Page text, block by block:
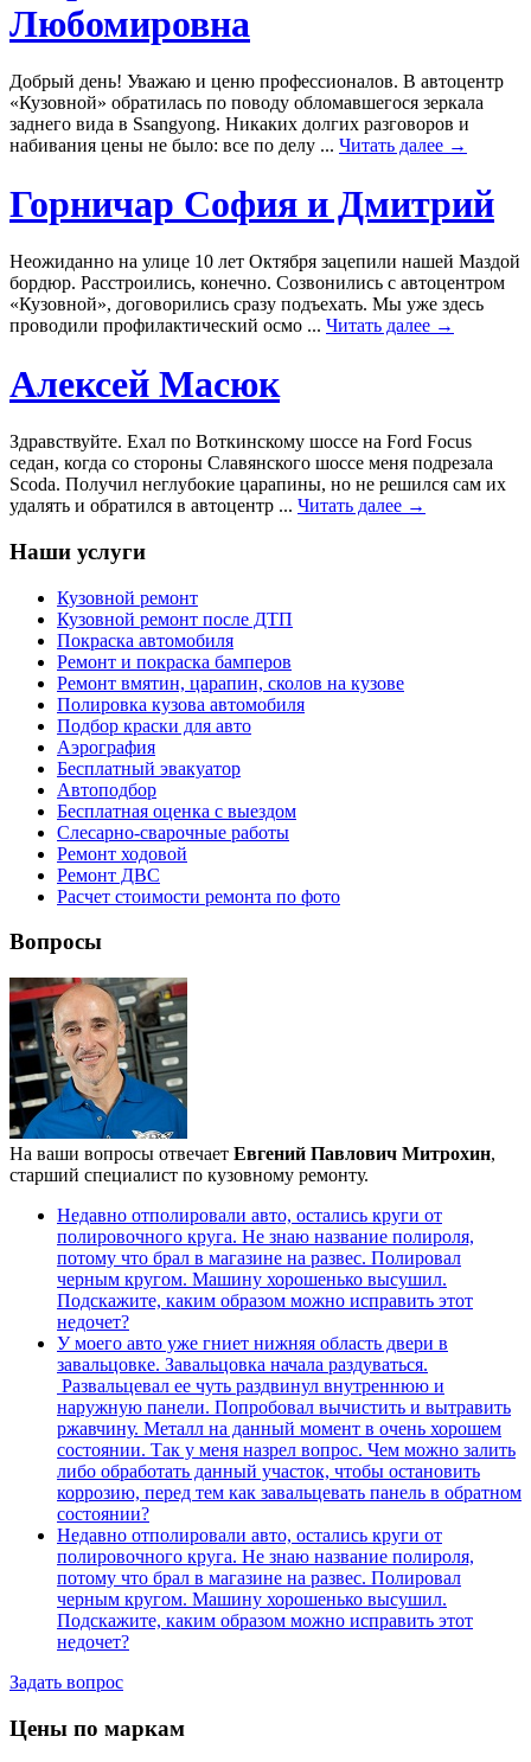
Любомировна
Добрый день! Уважаю и ценю профессионалов. В автоцентр
«Кузовной» обратилась по поводу обломавшегося зеркала
заднего вида в Ssangyong. Никаких долгих разговоров и
набивания цены не было: все по делу ... Читать далее →
Горничар София и Дмитрий
Неожиданно на улице 10 лет Октября зацепили нашей Маздой
бордюр. Расстроились, конечно. Созвонились с автоцентром
«Кузовной», договорились сразу подъехать. Мы уже здесь
проводили профилактический осмо ... Читать далее →
Алексей Масюк
Здравствуйте. Ехал по Воткинскому шоссе на Ford Focus
седан, когда со стороны Славянского шоссе меня подрезала
Scoda. Получил неглубокие царапины, но не решился сам их
удалять и обратился в автоцентр ... Читать далее →
Наши услуги
Кузовной ремонт
Кузовной ремонт после ДТП
Покраска автомобиля
Ремонт и покраска бамперов
Ремонт вмятин, царапин, сколов на кузове
Полировка кузова автомобиля
Подбор краски для авто
Аэрография
Бесплатный эвакуатор
Автоподбор
Бесплатная оценка с выездом
Слесарно-сварочные работы
Ремонт ходовой
Ремонт ДВС
Расчет стоимости ремонта по фото
Вопросы
На ваши вопросы отвечает Евгений Павлович Митрохин,
старший специалист по кузовному ремонту.
Недавно отполировали авто, остались круги от
полировочного круга. Не знаю название полироля,
потому что брал в магазине на развес. Полировал
черным кругом. Машину хорошенько высушил.
Подскажите, каким образом можно исправить этот
недочет?
У моего авто уже гниет нижняя область двери в
завальцовке. Завальцовка начала раздуваться.
Развальцевал ее чуть раздвинул внутреннюю и
наружную панели. Попробовал вычистить и вытравить
ржавчину. Металл на данный момент в очень хорошем
состоянии. Так у меня назрел вопрос. Чем можно залить
либо обработать данный участок, чтобы остановить
коррозию, перед тем как завальцевать панель в обратном
состоянии?
Недавно отполировали авто, остались круги от
полировочного круга. Не знаю название полироля,
потому что брал в магазине на развес. Полировал
черным кругом. Машину хорошенько высушил.
Подскажите, каким образом можно исправить этот
недочет?
Задать вопрос
Цены по маркам